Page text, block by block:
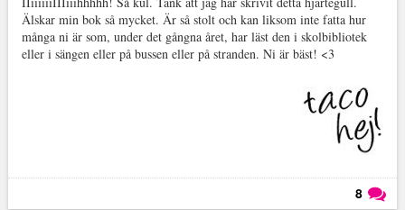
Älskar min bok så mycket. Är så stolt och kan liksom inte fatta hur
många ni är som, under det gångna året, har läst den i skolbibliotek
eller i sängen eller på bussen eller på stranden. Ni är bäst! <3
8